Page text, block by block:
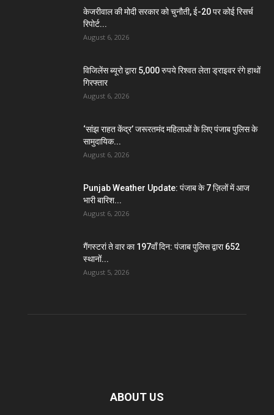
केजरीवाल की मोदी सरकार को चुनौती, ई-20 पर कोई रिसर्च
रिपोर्ट...
August 6, 2026
विजिलेंस ब्यूरो द्वारा 5,000 रुपये रिश्वत लेता ड्राइवर रंगे हाथों
गिरफ्तार
August 6, 2026
‘सांझ राहत केंद्र’ जरूरतमंद महिलाओं के लिए पंजाब पुलिस के
सामुदायिक...
August 6, 2026
Punjab Weather Update: पंजाब के 7 ज़िलों में आज
भारी बारिश...
August 6, 2026
गैंगस्टरां ते वार का 197वाँ दिन: पंजाब पुलिस द्वारा 652
स्थानों...
August 5, 2026
ABOUT US